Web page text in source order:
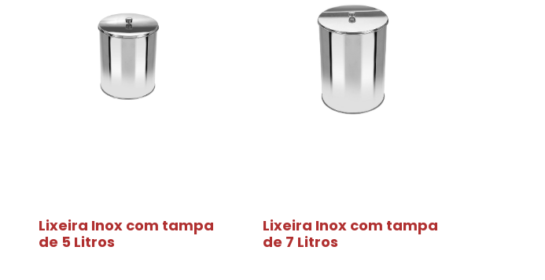
Lixeira Inox com tampa
de 5 Litros
Lixeira Inox com tampa
de 7 Litros